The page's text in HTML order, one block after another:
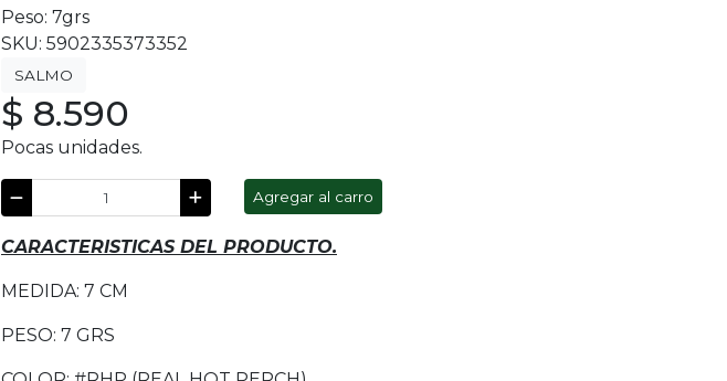
Peso: 7grs
SKU: 5902335373352
SALMO
$ 8.590
Pocas unidades.
Agregar al carro
CARACTERISTICAS DEL PRODUCTO.
MEDIDA: 7 CM
PESO: 7 GRS